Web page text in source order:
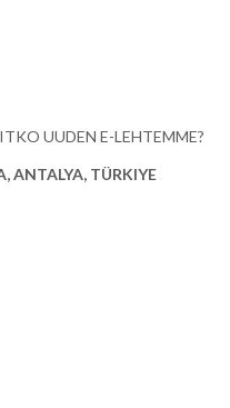
UUDEN E-LEHTEMME?
ANTALYA, TÜRKIYE